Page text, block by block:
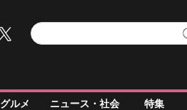
グルメ ニュース・社会 特集